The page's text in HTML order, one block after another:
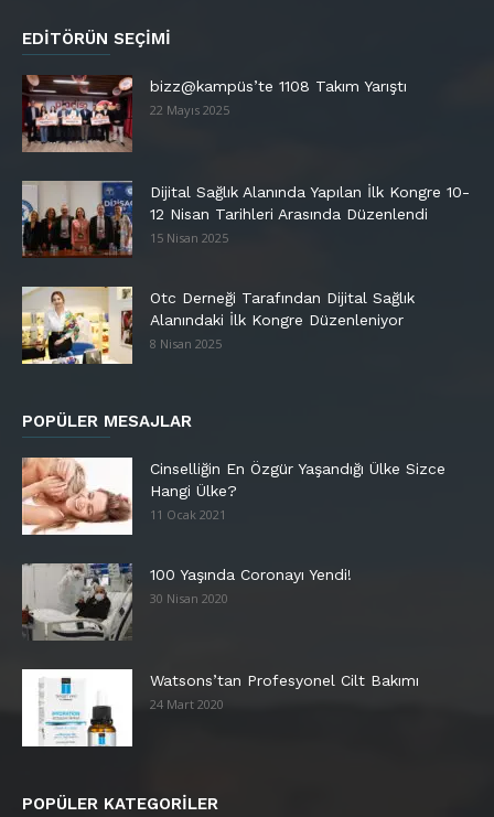
EDITÖRÜN SEÇIMI
bizz@kampüs’te 1108 Takım Yarıştı
22 Mayıs 2025
Dijital Sağlık Alanında Yapılan İlk Kongre 10-
12 Nisan Tarihleri Arasında Düzenlendi
15 Nisan 2025
Otc Derneği Tarafından Dijital Sağlık
Alanındaki İlk Kongre Düzenleniyor
8 Nisan 2025
POPÜLER MESAJLAR
Cinselliğin En Özgür Yaşandığı Ülke Sizce
Hangi Ülke?
11 Ocak 2021
100 Yaşında Coronayı Yendi!
30 Nisan 2020
Watsons’tan Profesyonel Cilt Bakımı
24 Mart 2020
POPÜLER KATEGORİLER